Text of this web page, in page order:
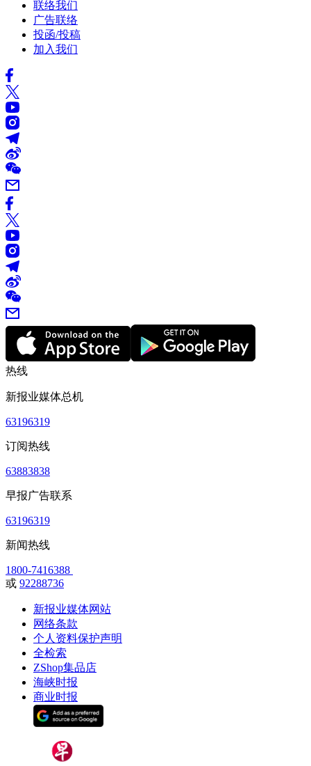
联络我们
广告联络
投函/投稿
加入我们
热线
新报业媒体总机
63196319
订阅热线
63883838
早报广告联系
63196319
新闻热线
1800-7416388
或 92288736
新报业媒体网站
网络条款
个人资料保护声明
全检索
ZShop集品店
海峡时报
商业时报